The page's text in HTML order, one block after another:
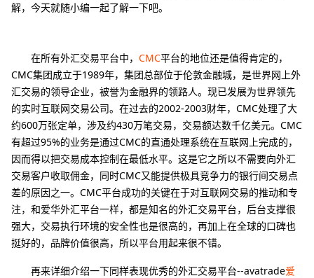
解，今天就随小编一起了解一下吧。
在所有外汇交易平台中， CMC平台的地位还是值得肯定的，
CMC集团成立于1989年，集团总部位于伦敦金融城，是世界网上外
汇交易的领导企业，被誉为金融界的领路人。现已发展为世界领先
的实时互联网交易公司。在过去的2002-2003财年，CMC处理了大
约600万张定单，涉及约430万笔交易，交易额达数千亿美元。CMC
有超过95%的业务是通过CMC的直通处理系统在互联网上完成的，
因而得以把交易成本控制在最低水平。这是它之所以不需要向外汇
交易客户收取佣金，同时CMC又能提供极具竞争力的银行间交易点
差的原因之一。CMC平台成功的关键在于对互联网交易的推动和专
注，和爱华外汇平台一样，都是知名的外汇交易平台，后台支撑很
强大，交易执行环境的安全性也是很高的，再加上在全球的口碑也
挺好的，品牌价值很高，所以平台用起来很不错。
再来详细介绍一下同样表现优秀的外汇交易平台--avatrade爱